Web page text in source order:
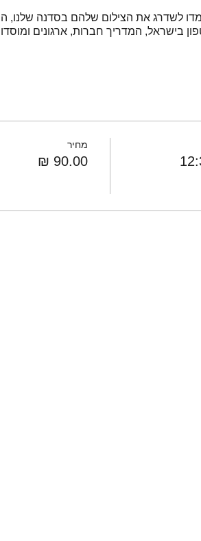
לשדרג את הצילום שלהם בסדנה שלנו,
בישראל, המדריך חברות, ארגונים
מחיר